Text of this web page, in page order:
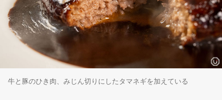
牛と豚のひき肉、みじん切りにしたタマネギを加えている